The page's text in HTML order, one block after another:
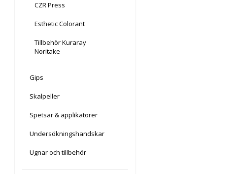
CZR Press
Esthetic Colorant
Tillbehör Kuraray
Noritake
Gips
Skalpeller
Spetsar & applikatorer
Undersökningshandskar
Ugnar och tillbehör